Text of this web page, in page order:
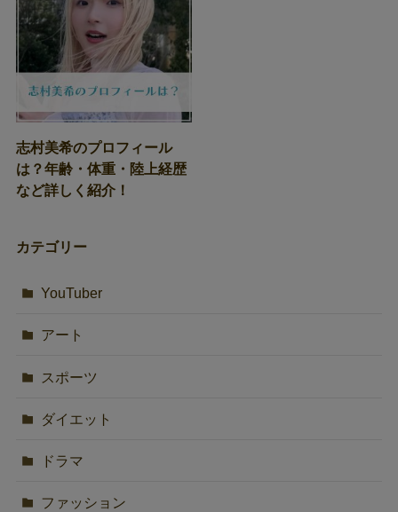
志村美希のプロフィール
は？年齢・体重・陸上経歴
など詳しく紹介！
カテゴリー
YouTuber
アート
スポーツ
ダイエット
ドラマ
ファッション